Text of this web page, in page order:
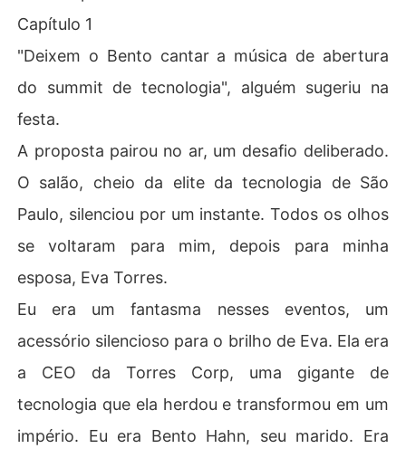
Capítulo 1
"Deixem o Bento cantar a música de abertura
do summit de tecnologia", alguém sugeriu na
festa.
A proposta pairou no ar, um desafio deliberado.
O salão, cheio da elite da tecnologia de São
Paulo, silenciou por um instante. Todos os olhos
se voltaram para mim, depois para minha
esposa, Eva Torres.
Eu era um fantasma nesses eventos, um
acessório silencioso para o brilho de Eva. Ela era
a CEO da Torres Corp, uma gigante de
tecnologia que ela herdou e transformou em um
império. Eu era Bento Hahn, seu marido. Era